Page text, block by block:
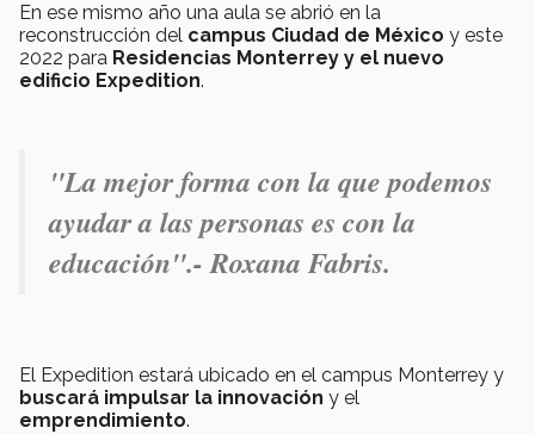
En ese mismo año una aula se abrió en la
reconstrucción del campus Ciudad de México y este
2022 para Residencias Monterrey y el nuevo
edificio Expedition.
"La mejor forma con la que podemos
ayudar a las personas es con la
educación".- Roxana Fabris.
El Expedition estará ubicado en el campus Monterrey y
buscará impulsar la innovación y el
emprendimiento.